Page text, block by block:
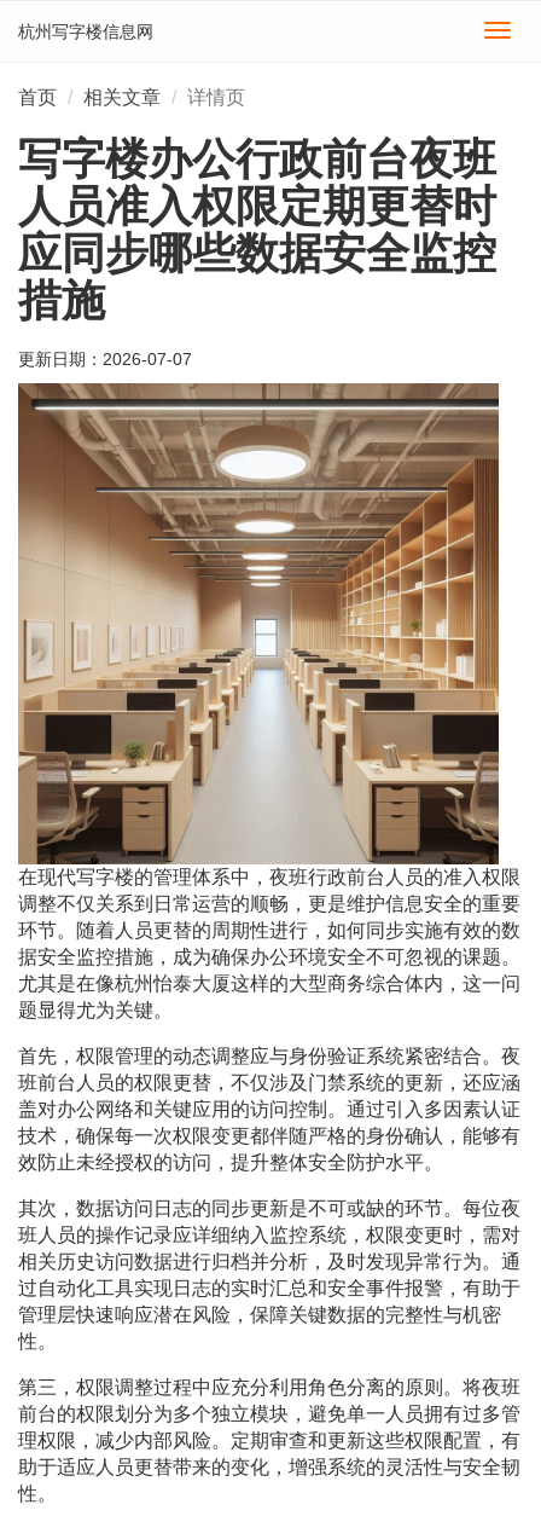
切
杭州写字楼信息网
首页 相关文章 详情页
写字楼办公行政前台夜班
人员准入权限定期更替时
应同步哪些数据安全监控
措施
更新日期： 2026-07-07
在现代写字楼的管理体系中，夜班行政前台人员的准入权限
调整不仅关系到日常运营的顺畅，更是维护信息安全的重要
环节。随着人员更替的周期性进行，如何同步实施有效的数
据安全监控措施，成为确保办公环境安全不可忽视的课题。
尤其是在像杭州怡泰大厦这样的大型商务综合体内，这一问
题显得尤为关键。
首先，权限管理的动态调整应与身份验证系统紧密结合。夜
班前台人员的权限更替，不仅涉及门禁系统的更新，还应涵
盖对办公网络和关键应用的访问控制。通过引入多因素认证
技术，确保每一次权限变更都伴随严格的身份确认，能够有
效防止未经授权的访问，提升整体安全防护水平。
其次，数据访问日志的同步更新是不可或缺的环节。每位夜
班人员的操作记录应详细纳入监控系统，权限变更时，需对
相关历史访问数据进行归档并分析，及时发现异常行为。通
过自动化工具实现日志的实时汇总和安全事件报警，有助于
管理层快速响应潜在风险，保障关键数据的完整性与机密
性。
第三，权限调整过程中应充分利用角色分离的原则。将夜班
前台的权限划分为多个独立模块，避免单一人员拥有过多管
理权限，减少内部风险。定期审查和更新这些权限配置，有
助于适应人员更替带来的变化，增强系统的灵活性与安全韧
性。